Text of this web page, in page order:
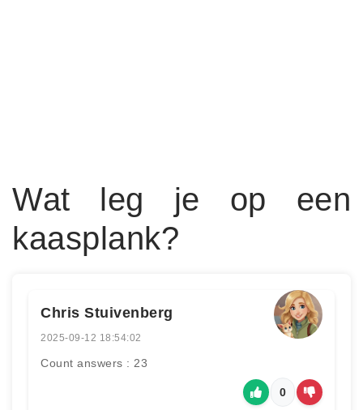
Wat leg je op een
kaasplank?
Chris Stuivenberg
2025-09-12 18:54:02
Count answers : 23
0